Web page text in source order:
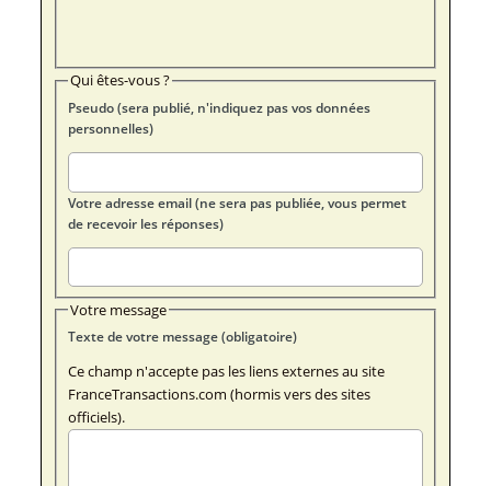
Qui êtes-vous ?
Pseudo (sera publié, n'indiquez pas vos données
personnelles)
Votre adresse email (ne sera pas publiée, vous permet
de recevoir les réponses)
Votre message
Texte de votre message (obligatoire)
Ce champ n'accepte pas les liens externes au site
FranceTransactions.com (hormis vers des sites
officiels).